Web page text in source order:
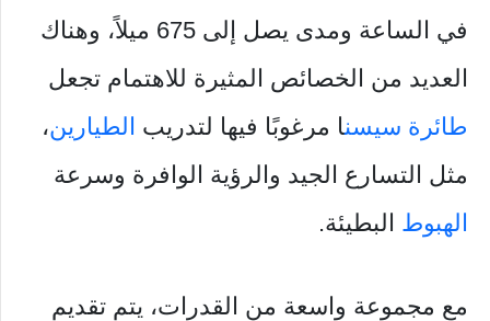
في الساعة ومدى يصل إلى 675 ميلاً، وهناك
العديد من الخصائص المثيرة للاهتمام تجعل
طائرة سيسنا مرغوبًا فيها لتدريب الطيارين،
مثل التسارع الجيد والرؤية الوافرة وسرعة
الهبوط البطيئة.
مع مجموعة واسعة من القدرات، يتم تقديم